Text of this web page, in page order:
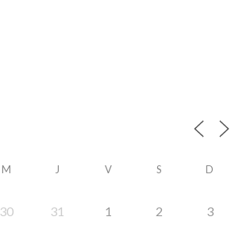
M J V S D
30 31 1 2 3